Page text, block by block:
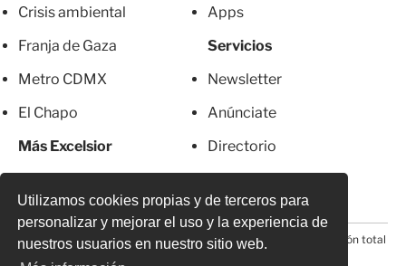
Utilizamos cookies propias y de terceros para
personalizar y mejorar el uso y la experiencia de
nuestros usuarios en nuestro sitio web.
Crisis ambiental
Franja de Gaza
Metro CDMX
El Chapo
Más Excelsior
Apps
Servicios
Newsletter
Anúnciate
Directorio
© 2026 Todos los derechos reservados. Prohibida la reproducción total
o parcial, incluyendo cualquier medio electrónico*